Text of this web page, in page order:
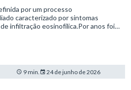
por um processo
caracterizado por sintomas
infiltração eosinofílica.Por anos foi
9 min. 24 de junho de 2026